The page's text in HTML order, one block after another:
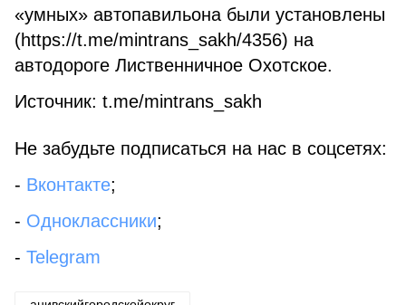
«умных» автопавильона были установлены
(https://t.me/mintrans_sakh/4356) на
автодороге Лиственничное Охотское.
Источник: t.me/mintrans_sakh
Не забудьте подписаться на нас в соцсетях:
- Вконтакте;
- Одноклассники;
- Telegram